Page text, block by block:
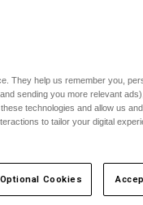
They help us remember you,
sending you more relevant
technologies and allow us
to tailor your digital
Cookies